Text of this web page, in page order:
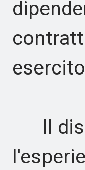
Il